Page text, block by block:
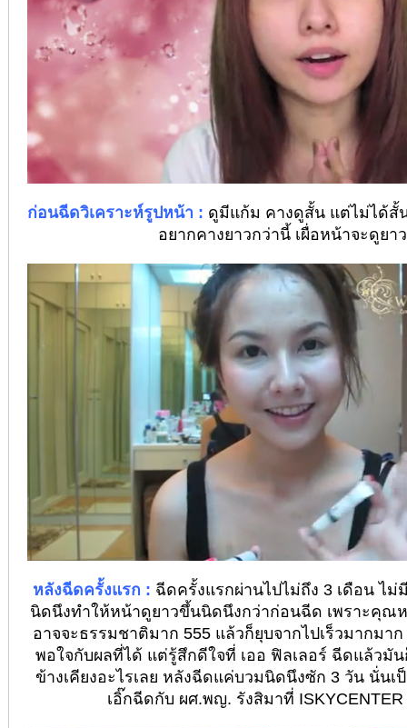
ก่อนฉีดวิเคราะห์รูปหน้า : ดูมีแก้ม คางดูสั้น แต่ไม่ได้สั้
อยากคางยาวกว่านี้ เผื่อหน้าจะดูยา
หลังฉีดครั้งแรก : ฉีดครั้งแรกผ่านไปไม่ถึง 3 เดือน ไม่
นิดนึงทำให้หน้าดูยาวขึ้นนิดนึงกว่าก่อนฉีด เพราะคุณ
อาจจะธรรมชาติมาก 555 แล้วก็ยุบจากไปเร็วมากมาก
พอใจกับผลที่ได้ แต่รู้สึกดีใจที่ เออ ฟิลเลอร์ ฉีดแล้วมั
ข้างเคียงอะไรเลย หลังฉีดแค่บวมนิดนึงซัก 3 วัน นั่น
เอิ๊กฉีดกับ ผศ.พญ. รังสิมาที่